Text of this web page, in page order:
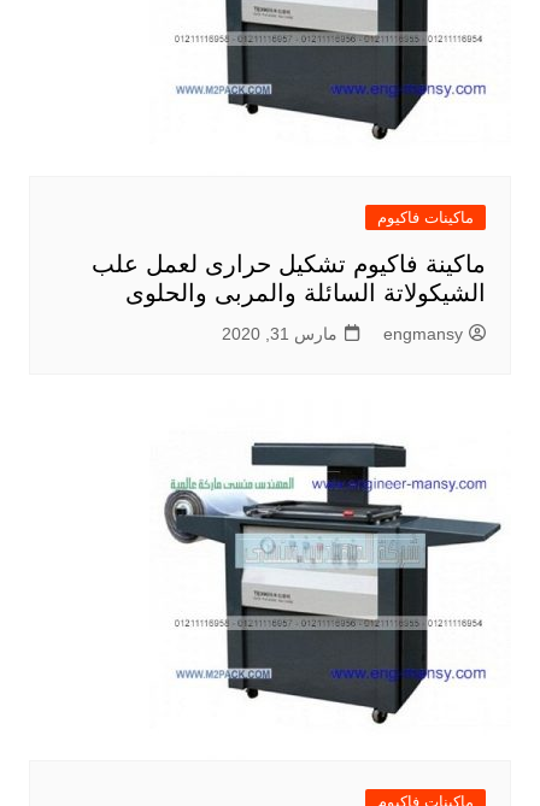
ماكينات فاكيوم
ماكينة فاكيوم تشكيل حرارى لعمل علب
الشيكولاتة السائلة والمربى والحلوى
engmansy مارس 31, 2020
ماكينات فاكيوم